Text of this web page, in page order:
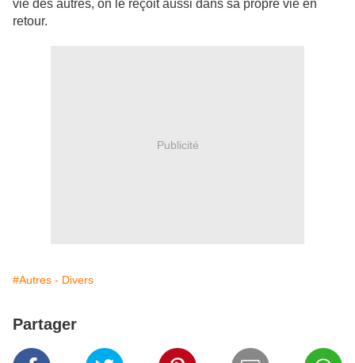
vie des autres, on le reçoit aussi dans sa propre vie en
retour.
Publicité
#Autres - Divers
Partager